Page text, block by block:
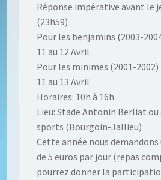
Réponse impérative avant le
(23h59)
Pour les benjamins (2003-
11 au 12 Avril
Pour les minimes (2001-2002)
11 au 13 Avril
Horaires: 10h à 16h
Lieu: Stade Antonin Berliat ou
sports (Bourgoin-Jallieu)
Cette année nous
de 5 euros par jour (repas
pourrez donner la